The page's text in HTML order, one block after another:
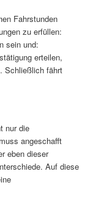
Fahrstunden
zu erfüllen:
sein und:
erteilen,
Schließlich fährt
nur die
angeschafft
eben dieser
Auf diese